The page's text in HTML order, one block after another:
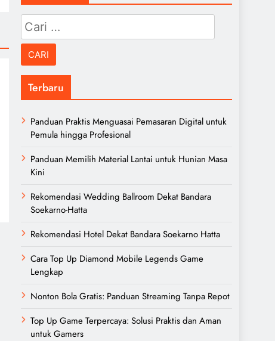
Cari
untuk:
Terbaru
Panduan Praktis Menguasai Pemasaran Digital untuk
Pemula hingga Profesional
Panduan Memilih Material Lantai untuk Hunian Masa
Kini
Rekomendasi Wedding Ballroom Dekat Bandara
Soekarno-Hatta
Rekomendasi Hotel Dekat Bandara Soekarno Hatta
Cara Top Up Diamond Mobile Legends Game
Lengkap
Nonton Bola Gratis: Panduan Streaming Tanpa Repot
Top Up Game Terpercaya: Solusi Praktis dan Aman
untuk Gamers